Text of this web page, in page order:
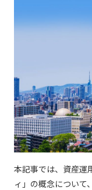
本記事では、資産運
ィ」の概念について